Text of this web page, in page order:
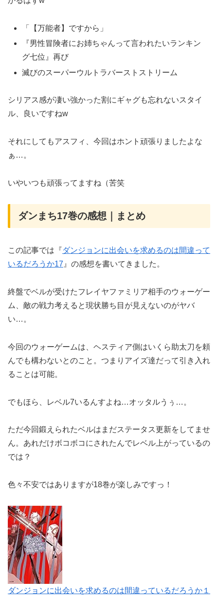
「【万能者】ですから」
『男性冒険者にお姉ちゃんって言われたいランキン
グ七位』再び
滅びのスーパーウルトラバーストストリーム
シリアス感が凄い強かった割にギャグも忘れないスタイ
ル、良いですねw
それにしてもアスフィ、今回はホント頑張りましたよな
ぁ…。
いやいつも頑張ってますね（苦笑
ダンまち17巻の感想｜まとめ
この記事では『ダンジョンに出会いを求めるのは間違って
いるだろうか17 』の感想を書いてきました。
終盤でベルが受けたフレイヤファミリア相手のウォーゲー
ム、敵の戦力考えると現状勝ち目が見えないのがヤバ
い…。
今回のウォーゲームは、ヘスティア側はいくら助太刀を頼
んでも構わないとのこと。つまりアイズ達だって引き入れ
ることは可能。
でもほら、レベル7いるんすよね…オッタルうぅ…。
ただ今回鍛えられたベルはまだステータス更新をしてませ
ん。あれだけボコボコにされたんでレベル上がっているの
では？
色々不安ではありますが18巻が楽しみですっ！
ダンジョンに出会いを求めるのは間違っているだろうか１